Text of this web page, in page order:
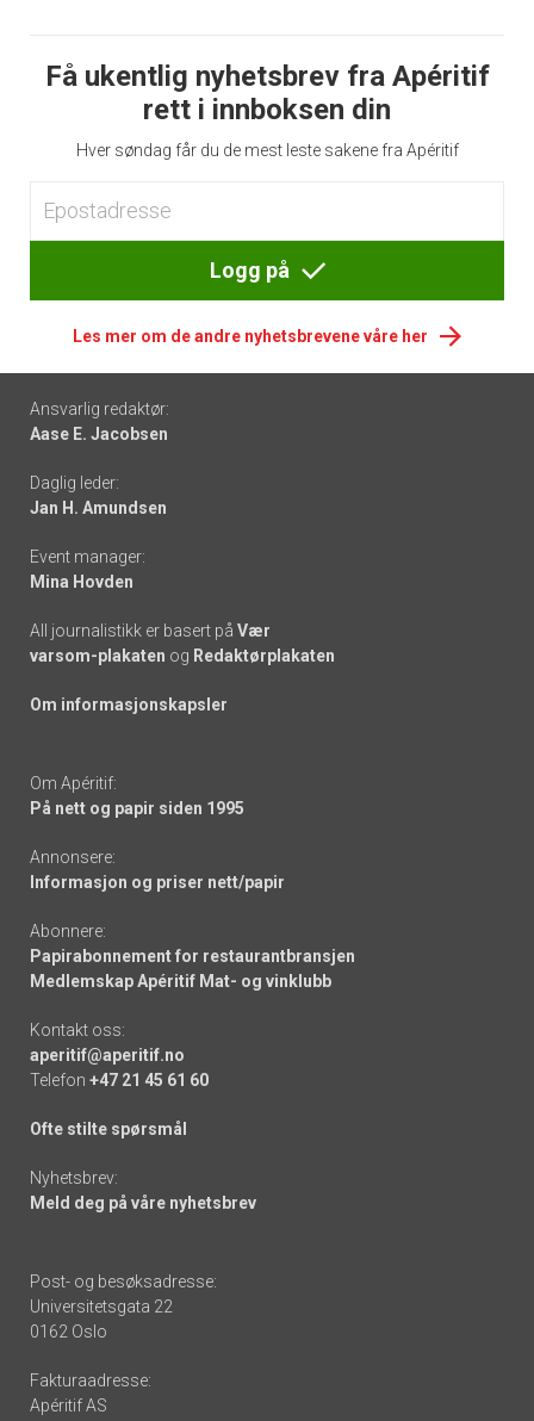
Få ukentlig nyhetsbrev fra Apéritif
rett i innboksen din
Hver søndag får du de mest leste sakene fra Apéritif
Logg på
Les mer om de andre nyhetsbrevene våre her
Footer
-
links
Ansvarlig redaktør:
Aase E. Jacobsen
Daglig leder:
Jan H. Amundsen
Event manager:
Mina Hovden
All journalistikk er basert på Vær
varsom-plakaten og Redaktørplakaten
Om informasjonskapsler
Om Apéritif:
På nett og papir siden 1995
Annonsere:
Informasjon og priser nett/papir
Abonnere:
Papirabonnement for restaurantbransjen
Medlemskap Apéritif Mat- og vinklubb
Kontakt oss:
aperitif@aperitif.no
Telefon +47 21 45 61 60
Ofte stilte spørsmål
Nyhetsbrev:
Meld deg på våre nyhetsbrev
Post- og besøksadresse:
Universitetsgata 22
0162 Oslo
Fakturaadresse:
Apéritif AS